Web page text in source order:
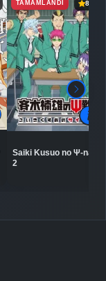
TAMAMLANDI 8.4
Saiki Kusuo no Ψ-nan
2